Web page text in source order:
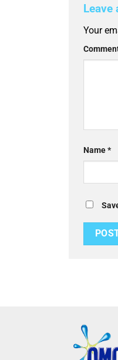
Leave
Your
Name*